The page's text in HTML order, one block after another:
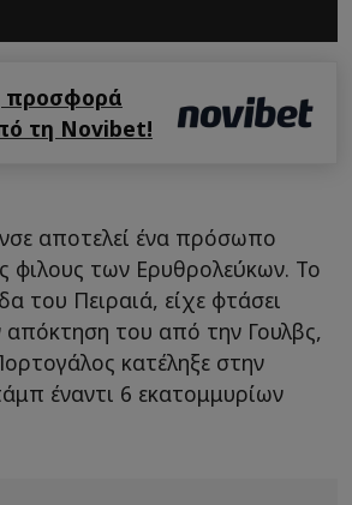
προσφορά
τη Novibet!
αποτελεί ένα πρόσωπο
φιλους των Ερυθρολεύκων. Το
του Πειραιά, είχε φτάσει
του από την Γουλβς,
κατέληξε στην
έναντι 6 εκατομμυρίων